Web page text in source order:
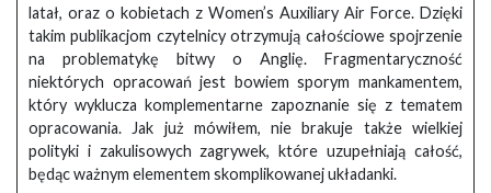
latał, oraz o kobietach z Women’s Auxiliary Air Force. Dzięki
takim publikacjom czytelnicy otrzymują całościowe spojrzenie
na problematykę bitwy o Anglię. Fragmentaryczność
niektórych opracowań jest bowiem sporym mankamentem,
który wyklucza komplementarne zapoznanie się z tematem
opracowania. Jak już mówiłem, nie brakuje także wielkiej
polityki i zakulisowych zagrywek, które uzupełniają całość,
będąc ważnym elementem skomplikowanej układanki.